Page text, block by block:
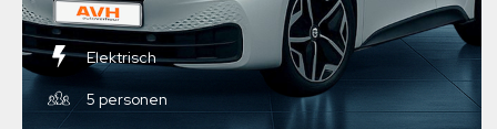
Elektrisch
5 personen